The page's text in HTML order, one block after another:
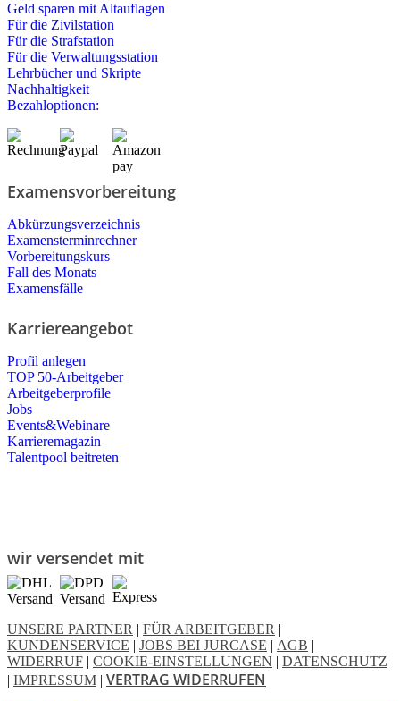
Geld sparen mit Altauflagen
Für die Zivilstation
Für die Strafstation
Für die Verwaltungsstation
Lehrbücher und Skripte
Nachhaltigkeit
Bezahloptionen:
Examensvorbereitung
Abkürzungsverzeichnis
Examensterminrechner
Vorbereitungskurs
Fall des Monats
Examensfälle
Karriereangebot
Profil anlegen
TOP 50-Arbeitgeber
Arbeitgeberprofile
Jobs
Events&Webinare
Karrieremagazin
Talentpool beitreten
wir versendet mit
UNSERE PARTNER | FÜR ARBEITGEBER |
KUNDENSERVICE | JOBS BEI JURCASE | AGB |
WIDERRUF | COOKIE-EINSTELLUNGEN | DATENSCHUTZ
| IMPRESSUM | VERTRAG WIDERRUFEN